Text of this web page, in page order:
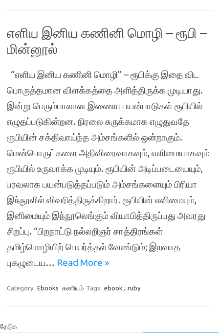
எளிய இனிய கணினி மொழி – ரூபி –
மின்னூல்
“எளிய இனிய கணினி மொழி” – ரூபிக்கு இதை விட
பொருத்தமான விளக்கத்தை அளித்திருக்க முடியாது.
இன்று பெரும்பாலான இணைய பயன்பாடுகள் ரூபியில்
எழுதப்படுகின்றன. நிரலை சுருக்கமாக எழுதுவதே
ரூபியின் சக்திவாய்ந்த அம்சங்களில் ஒன்றாகும்.
மென்பொருட்களை அதிவிரைவாகவும், எளிமையாகவும்
ரூபியில் உருவாக்க முடியும். ரூபியின் அடிப்படையையும்,
பரவலாக பயன்படுத்தப்படும் அம்சங்களையும் பிரியா
இந்நூலில் விவரித்திருக்கிறார். ரூபியின் எளிமையும்,
இனிமையும் இந்நூலெங்கும் வியாபித்திருப்பது அவரது
சிறப்பு. “பிறநாட்டு நல்லறிஞர் சாத்திரங்கள்
தமிழ்மொழியிற் பெயர்த்தல் வேண்டும்; இறவாத
புகழுடைய… Read More »
Category: Ebooks கணியம் Tags: ebook , ruby
தேடுக